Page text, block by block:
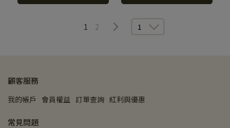
1 2 1
顧客服務
我的帳戶 會員權益 訂單查詢 紅利與優惠
常見問題